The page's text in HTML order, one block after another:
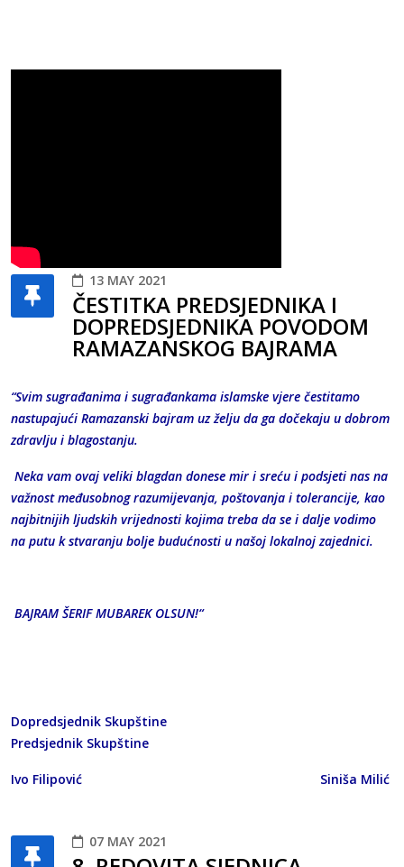
13 MAY 2021
ČESTITKA PREDSJEDNIKA I
DOPREDSJEDNIKA POVODOM
RAMAZANSKOG BAJRAMA
“Svim sugrađanima i sugrađankama islamske vjere čestitamo
nastupajući Ramazanski bajram uz želju da ga dočekaju u dobrom
zdravlju i blagostanju.
Neka vam ovaj veliki blagdan donese mir i sreću i podsjeti nas na
važnost međusobnog razumijevanja, poštovanja i tolerancije, kao
najbitnijih ljudskih vrijednosti kojima treba da se i dalje vodimo
na putu k stvaranju bolje budućnosti u našoj lokalnoj zajednici.
BAJRAM ŠERIF MUBAREK OLSUN!“
Dopredsjednik Skupštine
Predsjednik Skupštine
Ivo Filipović Siniša Milić
07 MAY 2021